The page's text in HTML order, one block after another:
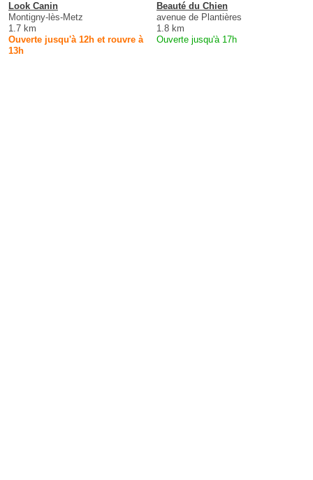
Look Canin
Montigny-lès-Metz
1.7 km
Ouverte jusqu'à 12h et rouvre à
13h
Beauté du Chien
avenue de Plantières
1.8 km
Ouverte jusqu'à 17h